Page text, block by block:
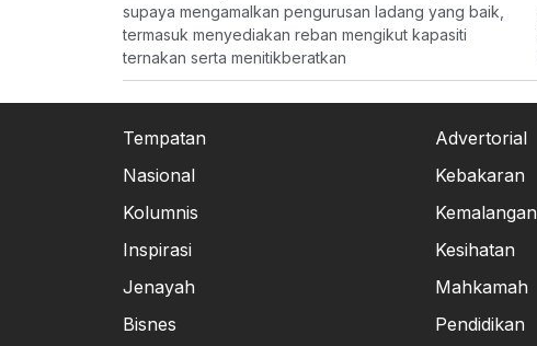
supaya mengamalkan pengurusan ladang yang baik,
termasuk menyediakan reban mengikut kapasiti
ternakan serta menitikberatkan
Tempatan
Nasional
Kolumnis
Inspirasi
Jenayah
Bisnes
Advertorial
Kebakaran
Kemalangan
Kesihatan
Mahkamah
Pendidikan